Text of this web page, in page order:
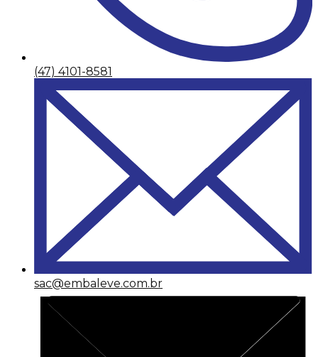
(47) 4101-8581
sac@embaleve.com.br